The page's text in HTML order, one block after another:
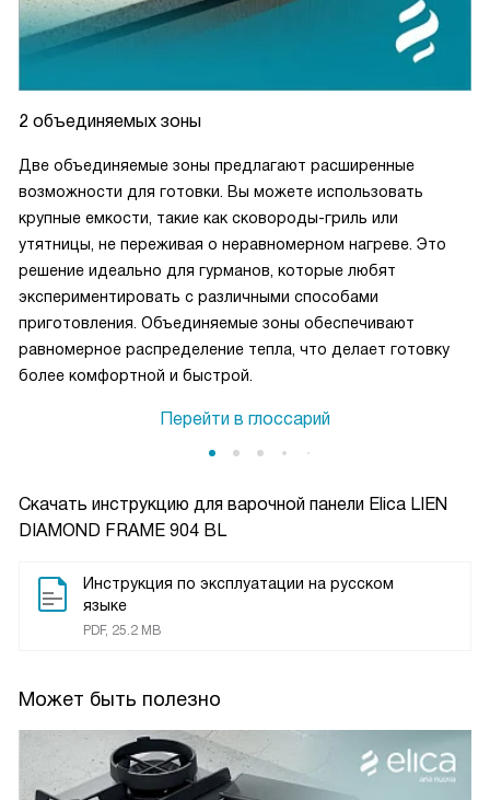
Скачать инструкцию для варочной панели Elica LIEN
DIAMOND FRAME 904 BL
Инструкция по эксплуатации на русском
языке
PDF, 25.2 MB
Может быть полезно
2 объединяемых зоны
Две объединяемые зоны предлагают расширенные
возможности для готовки. Вы можете использовать
крупные емкости, такие как сковороды-гриль или
утятницы, не переживая о неравномерном нагреве. Это
решение идеально для гурманов, которые любят
экспериментировать с различными способами
приготовления. Объединяемые зоны обеспечивают
равномерное распределение тепла, что делает готовку
более комфортной и быстрой.
Перейти в глоссарий